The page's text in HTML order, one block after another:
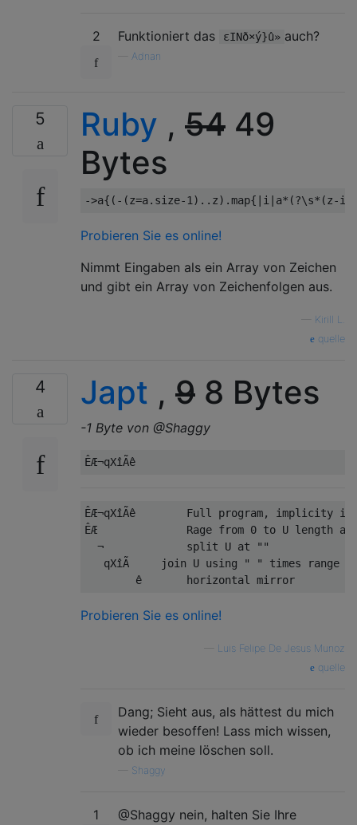
2 Funktioniert das εINð×ý}û» auch?
Adnan
5 Ruby , 54 49
Bytes
->a{(-(z=a. size-1 ).. z).map{| i a*(?\s*(z-i
Probieren Sie es online!
Nimmt Eingaben als ein Array von Zeichen
und gibt ein Array von Zeichenfolgen aus.
Kirill L.
quelle
4 Japt , 9 8 Bytes
-1 Byte von @Shaggy
ÊÆ¬qXîÃê        Full program, implicity
ÊÆ              Rage from 0 to U length and
  ¬             split U at ""
qXîÃ     join U using " " times range
Probieren Sie es online!
Luis Felipe De Jesus Munoz
quelle
Dang; Sieht aus, als hättest du mich
wieder besoffen! Lass mich wissen,
ob ich meine löschen soll.
Shaggy
1
@Shaggy nein, halten Sie Ihre